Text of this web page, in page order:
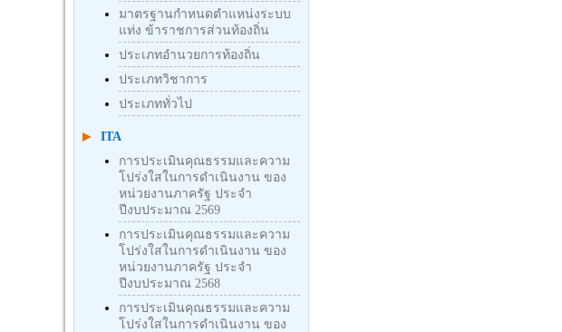
มาตรฐานกำหนดตำแหน่งระบบ
แท่ง ข้าราชการส่วนท้องถิ่น
ประเภทอำนวยการท้องถิ่น
ประเภทวิชาการ
ประเภททั่วไป
ITA
การประเมินคุณธรรมและความ
โปร่งใสในการดำเนินงาน ของ
หน่วยงานภาครัฐ ประจำ
ปีงบประมาณ 2569
การประเมินคุณธรรมและความ
โปร่งใสในการดำเนินงาน ของ
หน่วยงานภาครัฐ ประจำ
ปีงบประมาณ 2568
การประเมินคุณธรรมและความ
โปร่งใสในการดำเนินงาน ของ